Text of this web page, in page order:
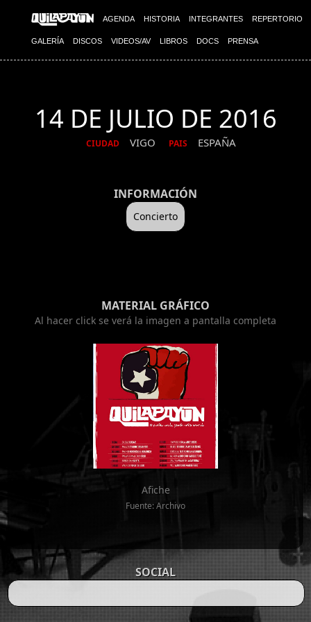
AGENDA HISTORIA INTEGRANTES REPERTORIO
GALERÍA DISCOS VIDEOS/AV LIBROS DOCS PRENSA
14 DE JULIO DE 2016
CIUDAD VIGO PAIS ESPAÑA
INFORMACIÓN
Concierto
MATERIAL GRÁFICO
Al hacer click se verá la imagen a pantalla completa
Afiche
Fuente: Archivo
SOCIAL